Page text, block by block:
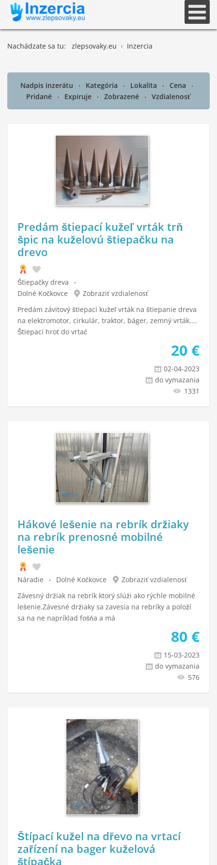
Nachádzate sa tu: zlepsovaky.eu Inzercia
Nadpis inzerátu Kategória Lokalita
Cena
Pridané
Expiruje Zobrazené Vzdialenosť
Predám štiepací kužeľ vrták trň
špic na kuželovú štiepačku na
drevo
Štiepačky dreva
Dolné Kočkovce
Zobraziť vzdialenosť
Predám závitový štiepací kužeľ vrták na štiepanie dreva
na elektromotor, cirkulár, traktor, báger, zemný vrták....
Štiepací hrot do vrtač
20 €
02-04-2023
do vymazania
1331
Hákové lešenie na rebrík držiaky
na rebrík prenosné mobilné
lešenie
Náradie Dolné Kočkovce
Zobraziť vzdialenosť
Závesný držiak na rebrík ktorý slúži ako rýchle mobilné
lešenie.Závesné držiaky sa zavesia na rebríky a položí
sa na ne napríklad fošňa a má
80 €
15-03-2023
do vymazania
576
Štípací kužel na dřevo na vrtací
zařízení na bager kuželová
štípačka